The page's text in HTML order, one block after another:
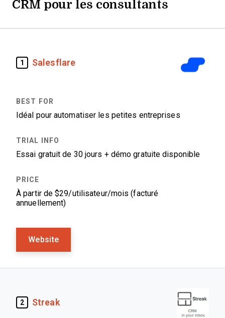
CRM pour les consultants
1 Salesflare
Idéal pour automatiser les petites entreprises
Essai gratuit de 30 jours + démo gratuite disponible
À partir de $29/utilisateur/mois (facturé
annuellement)
Website
2 Streak